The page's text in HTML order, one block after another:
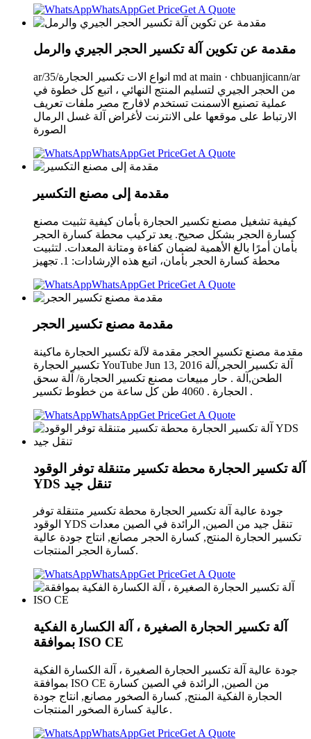
WhatsAppGet PriceGet A Quote
مقدمة عن تكوين آلة تكسير الحجر الجيري والرمل
ar/35/انواع الات تكسير الحجارة md at main · chbuanjicann/ar
من الحجر الجيري لتسليم المنتج النهائي ، اتبع كل خطوة في
عملية تصنيع الاسمنت تستخدم لافارج مصر ملفات تعريف
الارتباط على موقعها على الانترنت لأغراض آلة غسل الرمال
الصورة
WhatsAppGet PriceGet A Quote
مقدمة إلى مصنع التكسير
كيفية تشغيل مصنع تكسير الحجارة بأمان كيفية تثبيت مصنع
كسارة الحجر بشكل صحيح. يعد تركيب محطة كسارة الحجر
بأمان أمرًا بالغ الأهمية لضمان كفاءة ومتانة المعدات. لتثبيت
محطة كسارة الحجر بأمان، اتبع هذه الإرشادات: 1. تجهيز
WhatsAppGet PriceGet A Quote
مقدمة مصنع تكسير الحجر
مقدمة مصنع تكسير الحجر مقدمة لآلة تكسير الحجارة ‫ماكينة
تكسير الحجارة‬‎ YouTube Jun 13, 2016 آلة تكسير الحجر,آلة
الطحن,آلة . حار مبيعات مصنع تكسير الحجارة/ آلة سحق
الحجارة . 4060 طن كل ساعة من خطوط تكسير .
WhatsAppGet PriceGet A Quote
آلة تكسير الحجارة محطة تكسير متنقلة توفر الوقود
YDS تنقل جيد
جودة عالية آلة تكسير الحجارة محطة تكسير متنقلة توفر
الوقود YDS تنقل جيد من الصين, الرائدة في الصين معدات
تكسير الحجارة المنتج, كسارة الحجر مصانع, انتاج جودة عالية
كسارة الحجر المنتجات.
WhatsAppGet PriceGet A Quote
آلة تكسير الحجارة الصغيرة ، آلة الكسارة الفكية
بموافقة ISO CE
جودة عالية آلة تكسير الحجارة الصغيرة ، آلة الكسارة الفكية
بموافقة ISO CE من الصين, الرائدة في الصين كسارة
الحجارة الفكية المنتج, كسارة الصخور مصانع, انتاج جودة
عالية كسارة الصخور المنتجات.
WhatsAppGet PriceGet A Quote